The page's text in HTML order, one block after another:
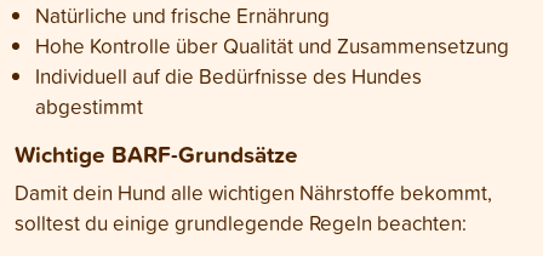
Natürliche und frische Ernährung
Hohe Kontrolle über Qualität und Zusammensetzung
Individuell auf die Bedürfnisse des Hundes
abgestimmt
Wichtige BARF-Grundsätze
Damit dein Hund alle wichtigen Nährstoffe bekommt,
solltest du einige grundlegende Regeln beachten: